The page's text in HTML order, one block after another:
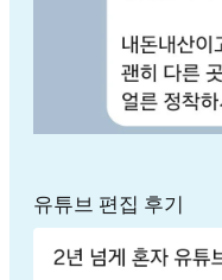
유튜브 편집 후기